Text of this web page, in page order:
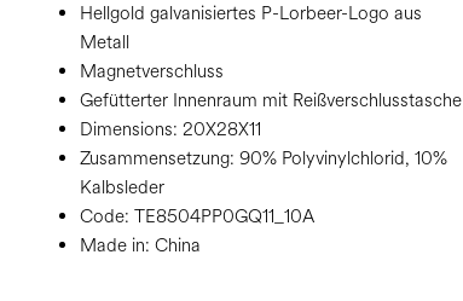
Hellgold galvanisiertes P-Lorbeer-Logo aus
Metall
Magnetverschluss
Gefütterter Innenraum mit Reißverschlusstasche
Dimensions: 20X28X11
Zusammensetzung: 90% Polyvinylchlorid, 10%
Kalbsleder
Code: TE8504PP0GQ11_10A
Made in: China